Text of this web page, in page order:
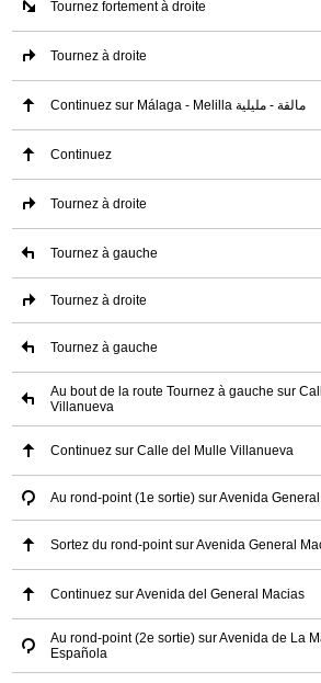
Tournez fortement à droite
Tournez à droite
Continuez sur Málaga - Melilla مالقة - مليلية
Continuez
Tournez à droite
Tournez à gauche
Tournez à droite
Tournez à gauche
Au bout de la route Tournez à gauche sur
Villanueva
Continuez sur Calle del Mulle Villanueva
Au rond-point (1e sortie) sur Avenida
Sortez du rond-point sur Avenida General
Continuez sur Avenida del General Macias
Au rond-point (2e sortie) sur Avenida de La
Española